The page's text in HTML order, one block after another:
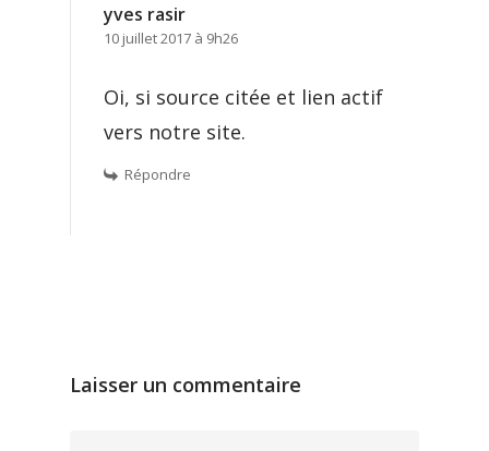
yves rasir
10 juillet 2017 à 9h26
Oi, si source citée et lien actif
vers notre site.
Répondre
Laisser un commentaire